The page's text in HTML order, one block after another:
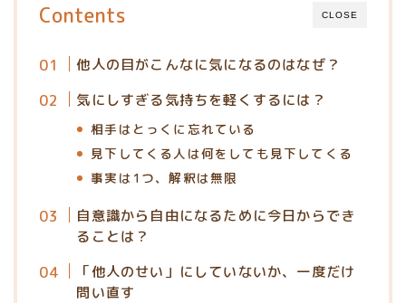
CLOSE
Contents
他人の目がこんなに気になるのはなぜ？
気にしすぎる気持ちを軽くするには？
相手はとっくに忘れている
見下してくる人は何をしても見下してくる
事実は1つ、解釈は無限
自意識から自由になるために今日からでき
ることは？
「他人のせい」にしていないか、一度だけ
問い直す